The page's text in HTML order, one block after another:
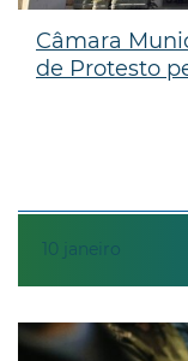
10 janeiro
Câmara
de Protesto